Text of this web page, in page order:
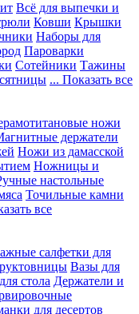
Всё для выпечки и
Ковши Крышки
Наборы для
Пароварки
Сотейники Тажины
... Показать все
ножи
держатели
Ножи из дамасской
Ножницы и
настольные
Точильные камни
все
салфетки для
Вазы для
стола Держатели и
для десертов